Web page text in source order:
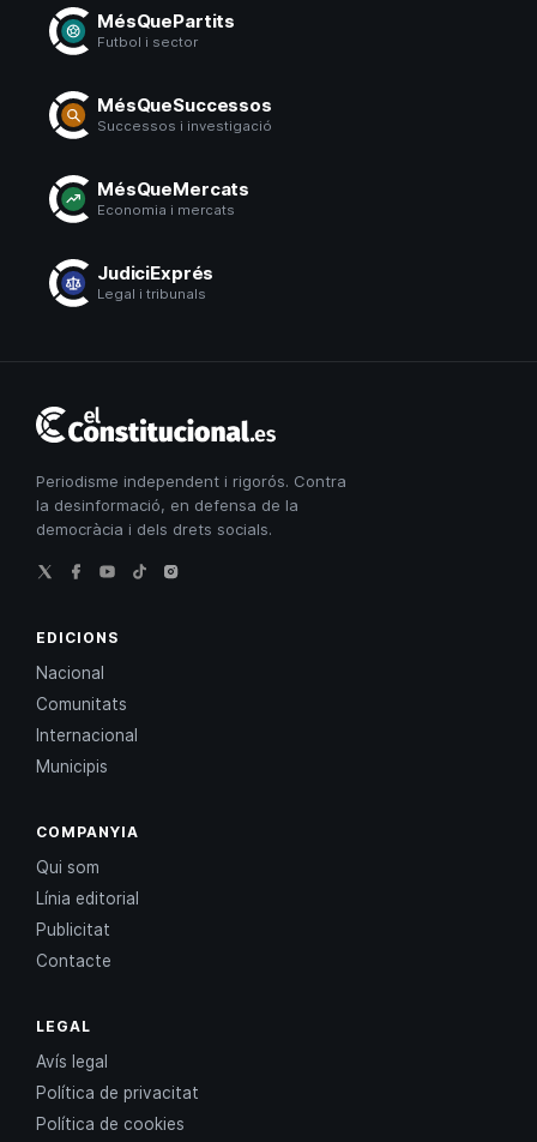
MésQuePartits
Futbol i sector
MésQueSuccessos
Successos i investigació
MésQueMercats
Economia i mercats
JudiciExprés
Legal i tribunals
Constitucional
Periodisme independent i rigorós. Contra
la desinformació, en defensa de la
democràcia i dels drets socials.
EDICIONS
Nacional
Comunitats
Internacional
Municipis
COMPANYIA
Qui som
Línia editorial
Publicitat
Contacte
LEGAL
Avís legal
Política de privacitat
Política de cookies